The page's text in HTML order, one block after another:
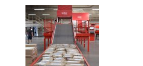
Investiție de 3 milioane